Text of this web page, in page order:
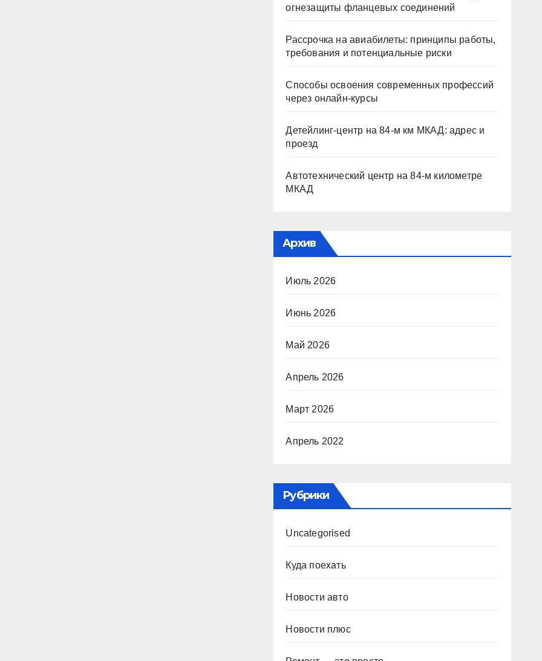
огнезащиты фланцевых соединений
Рассрочка на авиабилеты: принципы работы,
требования и потенциальные риски
Способы освоения современных профессий
через онлайн-курсы
Детейлинг-центр на 84-м км МКАД: адрес и
проезд
Автотехнический центр на 84-м километре
МКАД
Архив
Июль 2026
Июнь 2026
Май 2026
Апрель 2026
Март 2026
Апрель 2022
Рубрики
Uncategorised
Куда поехать
Новости авто
Новости плюс